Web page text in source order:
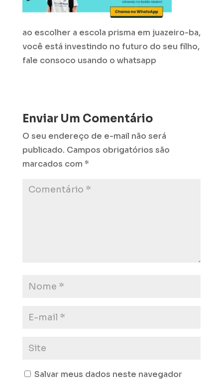
ao escolher a escola prisma em juazeiro-ba,
você está investindo no futuro do seu filho,
fale consoco usando o whatsapp
Enviar Um Comentário
O seu endereço de e-mail não será
publicado. Campos obrigatórios são
marcados com *
Salvar meus dados neste navegador